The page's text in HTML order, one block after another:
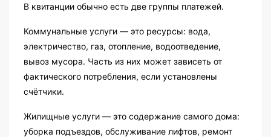
В квитанции обычно есть две группы платежей.
Коммунальные услуги — это ресурсы: вода,
электричество, газ, отопление, водоотведение,
вывоз мусора. Часть из них может зависеть от
фактического потребления, если установлены
счётчики.
Жилищные услуги — это содержание самого дома:
уборка подъездов, обслуживание лифтов, ремонт